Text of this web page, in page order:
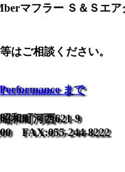
マフラー Ｓ＆Ｓエア
はご相談ください。
まで
和町河西621-9
FAX:055-244-8222